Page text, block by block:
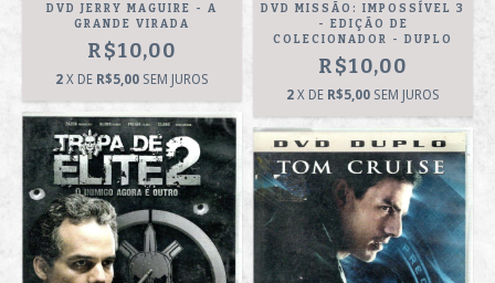
DVD JERRY MAGUIRE - A
GRANDE VIRADA
R$10,00
2 X DE R$5,00 SEM JUROS
DVD MISSÃO: IMPOSSÍVEL 3
- EDIÇÃO DE
COLECIONADOR - DUPLO
R$10,00
2 X DE R$5,00 SEM JUROS